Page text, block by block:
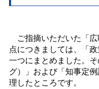
ご指摘いただいた「
点につきましては、「
一つにまとめました。
グ）」および「知事定
理したところです。